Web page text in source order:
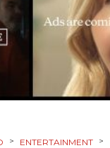
> ENTERTAINMENT >